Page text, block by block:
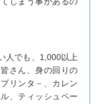
人でも、1,000以上
さん、身の回りの
リンタ－、カレン
、ティッシュペー